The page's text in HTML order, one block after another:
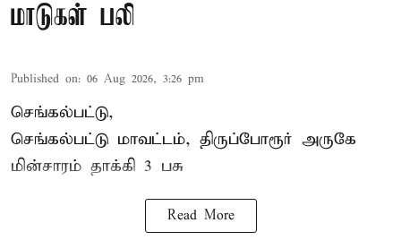
மாடுகள் பலி
Published on: 06 Aug 2026, 3:26 pm
செங்கல்பட்டு,
செங்கல்பட்டு மாவட்டம், திருப்போரூர் அருகே
மின்சாரம் தாக்கி 3 பசு
Read More